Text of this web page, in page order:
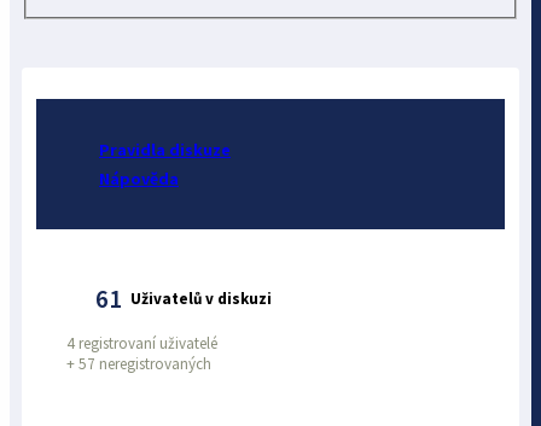
Pravidla diskuze
Nápověda
61 Uživatelů v diskuzi
4 registrovaní uživatelé
+57 neregistrovaných